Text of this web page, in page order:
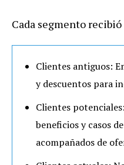
Cada segmento
Clientes antiguos:
y descuentos para
Clientes
beneficios y casos
acompañados de